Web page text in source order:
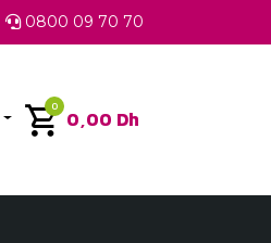
0800 09 70 70
0,00 Dh
0